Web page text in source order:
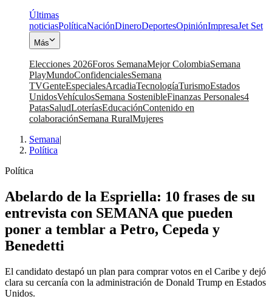
Últimas
noticiasPolíticaNaciónDineroDeportesOpiniónImpresaJet Set
Más
Elecciones 2026Foros SemanaMejor ColombiaSemana
PlayMundoConfidencialesSemana
TVGenteEspecialesArcadiaTecnologíaTurismoEstados
UnidosVehículosSemana SostenibleFinanzas Personales4
PatasSaludLoteríasEducaciónContenido en
colaboraciónSemana RuralMujeres
Semana|
Política
Política
Abelardo de la Espriella: 10 frases de su
entrevista con SEMANA que pueden
poner a temblar a Petro, Cepeda y
Benedetti
El candidato destapó un plan para comprar votos en el Caribe y dejó
clara su cercanía con la administración de Donald Trump en Estados
Unidos.